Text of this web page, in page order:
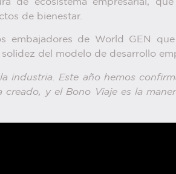
de ecosistema empresarial,
de bienestar.
embajadores de World GEN
del modelo de desarrollo
industria. Este año hemos
y el Bono Viaje es la